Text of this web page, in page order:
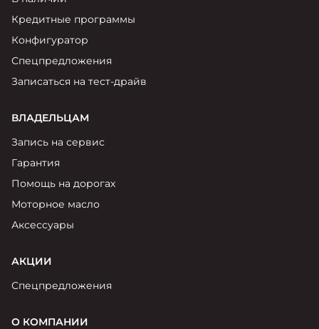
Яркий динамичный седан
Кредитные программы
Калькулятор трейд-ин
Страховые программы
Моторное масло
СЕРВИСНЫЕ АКЦИИ
КОНТАКТЫ
Кредитные программы
Конфигуратор
Спецпредложения
Записаться на тест-драйв
ВЛАДЕЛЬЦАМ
Запись на сервис
Гарантия
Помощь на дорогах
Моторное масло
Аксессуары
АКЦИИ
Спецпредложения
О КОМПАНИИ